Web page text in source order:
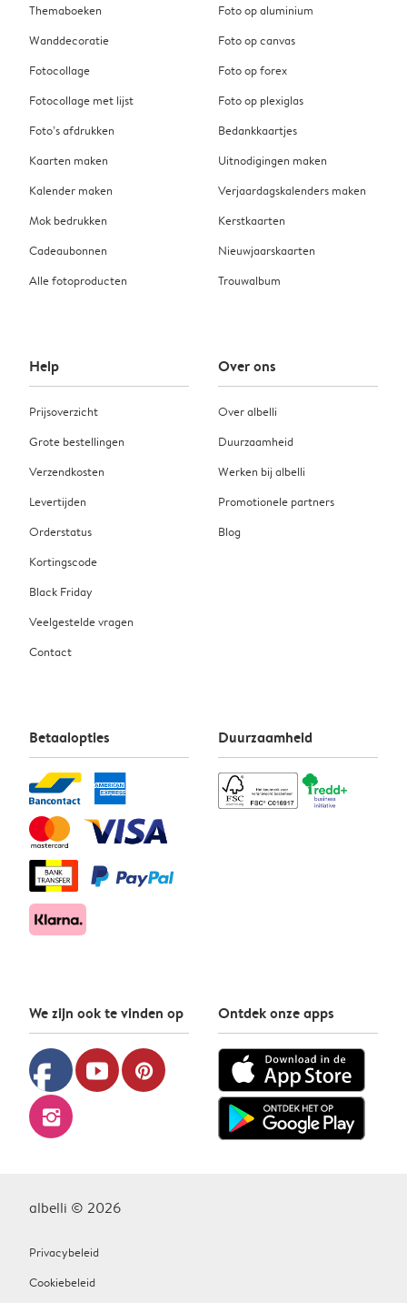
Themaboeken
Wanddecoratie
Fotocollage
Fotocollage met lijst
Foto’s afdrukken
Kaarten maken
Kalender maken
Mok bedrukken
Cadeaubonnen
Alle fotoproducten
Foto op aluminium
Foto op canvas
Foto op forex
Foto op plexiglas
Bedankkaartjes
Uitnodigingen maken
Verjaardagskalenders maken
Kerstkaarten
Nieuwjaarskaarten
Trouwalbum
Help
Prijsoverzicht
Grote bestellingen
Verzendkosten
Levertijden
Orderstatus
Kortingscode
Black Friday
Veelgestelde vragen
Contact
Over ons
Over albelli
Duurzaamheid
Werken bij albelli
Promotionele partners
Blog
Betaalopties Duurzaamheid
We zijn ook te vinden op
facebook youtube pinterest
instagram
Ontdek onze apps
albelli © 2026
Privacybeleid
Cookiebeleid